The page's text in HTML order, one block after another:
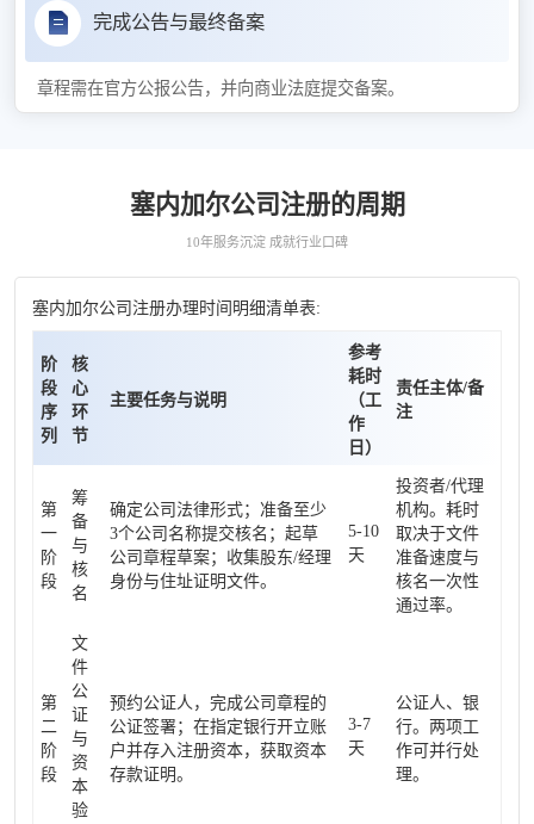
完成公告与最终备案
章程需在官方公报公告，并向商业法庭提交备案。
塞内加尔公司注册的周期
10年服务沉淀 成就行业口碑
塞内加尔公司注册办理时间明细清单表:
阶
段
序
列
核
心
环
节
主要任务与说明
参考
耗时
（工
作
日）
责任主体/备
注
第
一
阶
段
筹
备
与
核
名
确定公司法律形式；准备至少
3个公司名称提交核名；起草
公司章程草案；收集股东/经理
身份与住址证明文件。
5-10
天
投资者/代理
机构。耗时
取决于文件
准备速度与
核名一次性
通过率。
第
二
阶
段
文
件
公
证
与
资
本
验
预约公证人，完成公司章程的
公证签署；在指定银行开立账
户并存入注册资本，获取资本
存款证明。
3-7
天
公证人、银
行。两项工
作可并行处
理。